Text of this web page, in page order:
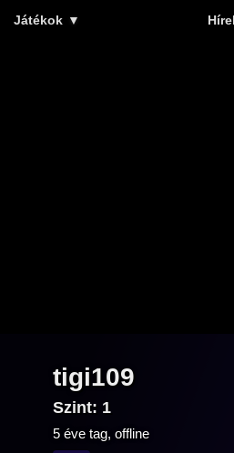
Játékok ▼
tigi109
Szint: 1
5 éve tag, offline